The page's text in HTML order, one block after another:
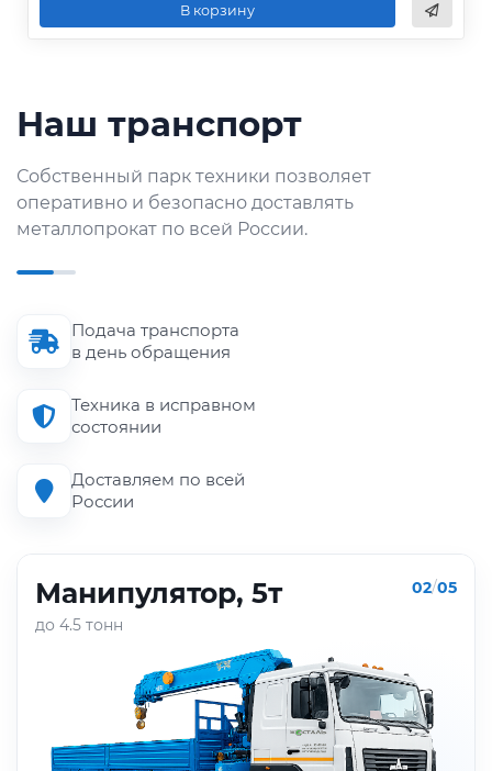
В корзину
Наш транспорт
Собственный парк техники позволяет
оперативно и безопасно доставлять
металлопрокат по всей России.
Подача транспорта
в день обращения
Техника в исправном
состоянии
Доставляем по всей
России
Манипулятор, 5т
до 4.5 тонн
02/05